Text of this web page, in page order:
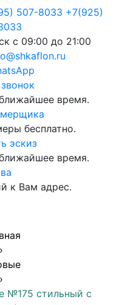
507-8033 +7(925)
с 09:00 до 21:00
время.
бесплатно.
эскиз
время.
к Вам адрес.
›
›
№175 стильный с